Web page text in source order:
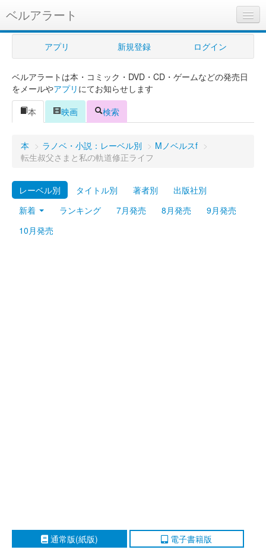
ベルアラート
ベルアラートとは
ヘルプ
新規登録
ログイン
購入管理
Myシェルフ
プレミアム
アプリ 新規登録 ログイン
ベルアラートは本・コミック・DVD・CD・ゲームなどの発売日
をメールやアプリ にてお知らせします
本
映画 検索
本 > ラノベ・小説：レーベル別 > Mノベルスf >
転生叔父さまと私の軌道修正ライフ
レーベル別 タイトル別 著者別
出版社別
新着
ランキング 7月発売 8月発売
9月発売
10月発売
通常版(紙版) 電子書籍版